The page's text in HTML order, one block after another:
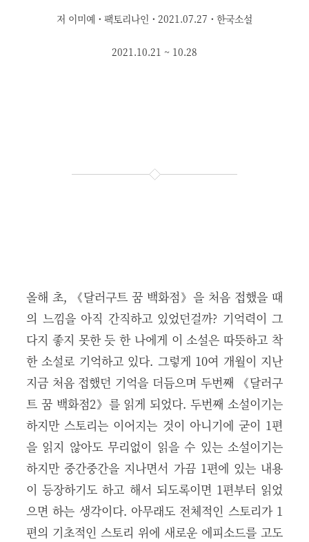
저 이미예 · 팩토리나인 · 2021.07.27 · 한국소설
2021.10.21 ~ 10.28
올해 초, 《달러구트 꿈 백화점》을 처음 접했을 때
의 느낌을 아직 간직하고 있었던걸까? 기억력이 그
다지 좋지 못한 듯 한 나에게 이 소설은 따뜻하고 착
한 소설로 기억하고 있다. 그렇게 10여 개월이 지난
지금 처음 접했던 기억을 더듬으며 두번째 《달러구
트 꿈 백화점2》를 읽게 되었다. 두번째 소설이기는
하지만 스토리는 이어지는 것이 아니기에 굳이 1편
을 읽지 않아도 무리없이 읽을 수 있는 소설이기는
하지만 중간중간을 지나면서 가끔 1편에 있는 내용
이 등장하기도 하고 해서 되도록이면 1편부터 읽었
으면 하는 생각이다. 아무래도 전체적인 스토리가 1
편의 기초적인 스토리 위에 새로운 에피소드를 고도